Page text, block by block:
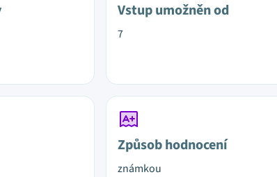
Vstup umožněn od
7
Způsob hodnocení
známkou